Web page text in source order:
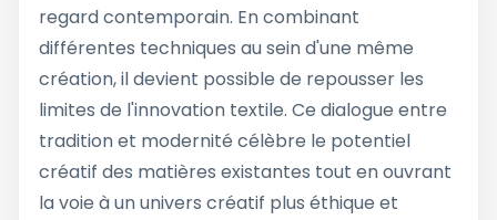
regard contemporain. En combinant
différentes techniques au sein d'une même
création, il devient possible de repousser les
limites de l'innovation textile. Ce dialogue entre
tradition et modernité célèbre le potentiel
créatif des matières existantes tout en ouvrant
la voie à un univers créatif plus éthique et